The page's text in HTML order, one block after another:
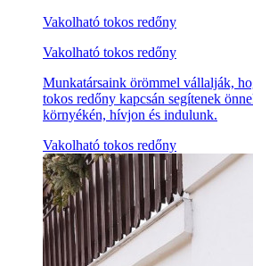
Vakolható tokos redőny
Vakolható tokos redőny
Munkatársaink örömmel vállalják,
tokos redőny kapcsán segítenek
környékén, hívjon és indulunk.
Vakolható tokos redőny